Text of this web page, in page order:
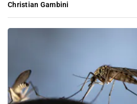
Christian Gambini